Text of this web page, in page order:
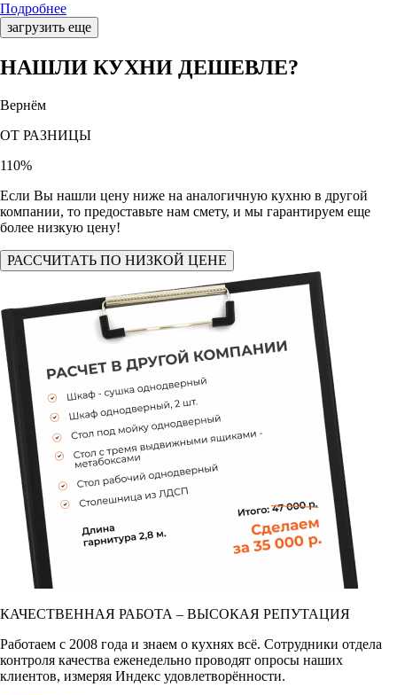
Подробнее
загрузить еще
НАШЛИ КУХНИ ДЕШЕВЛЕ?
Вернём
ОТ РАЗНИЦЫ
110%
Если Вы нашли цену ниже на аналогичную кухню в другой
компании, то предоставьте нам смету, и мы гарантируем еще
более низкую цену!
РАССЧИТАТЬ ПО НИЗКОЙ ЦЕНЕ
КАЧЕСТВЕННАЯ РАБОТА – ВЫСОКАЯ РЕПУТАЦИЯ
Работаем с 2008 года и знаем о кухнях всё. Сотрудники отдела
контроля качества еженедельно проводят опросы наших
клиентов, измеряя Индекс удовлетворённости.